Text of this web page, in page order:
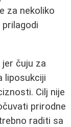
za nekoliko
čuju za
liposukciji
Cilj nije
prirodne
raditi sa